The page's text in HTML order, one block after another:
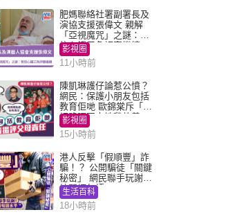
肥媽聯絡社署副署長及
演協支援張偉文 親解
「亞視魔咒」之謎：有
信心鐵三角評審繼續
影視圈
11小時前
陳凱琳護仔論惹公憤？
網民：保護小朋友包括
教育佢哋 歐錦棠斥「養
細路唔同走地雞放養」
影視圈
15小時前
港人反擊「假順豐」詐
騙！？ 公開騙徒「關鍵
秘密」 網民聯手玩謝：
練習緬甸語
生活百科
18小時前